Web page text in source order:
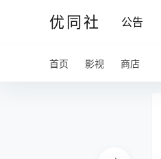
优同社 公告
首页 影视 商店